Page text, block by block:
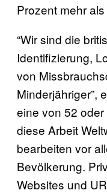
Prozent mehr
“Wir sind die
Identifizierung,
von
Minderjähriger”,
eine von 52
diese Arbeit
bearbeiten vor
Bevölkerung.
Websites und